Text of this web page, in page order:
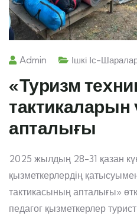
Admin Ішкі Іс-
«Туризм
тактикаларын
апталығы
2025 жылдың 28-31 қазан
қызметкерлердің
тактикасының апталығы»
педагог қызметкерлер